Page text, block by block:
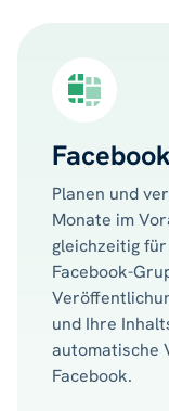
Planen und
Monate im
gleichzeitig
Facebook-
und Ihre
automatische
Facebook.